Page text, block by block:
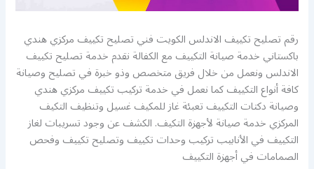
رقم تصليح تكييف الاندلس الكويت فني تصليح تكييف مركزي هندي
باكستاني خدمة صيانة التكييف مع الكفالة نقدم خدمة تصليح تكييف
الاندلس ونعمل من خلال فريق متخصص وذو خبرة في تصليح وصيانة
كافة أنواع التكييف كما نعمل في خدمة تركيب تكييف مركزي هندي
وصيانة دكتات التكييف تعبئة غاز للمكيف غسيل وتنظيف التكيف
المركزي خدمة صيانة لأجهزة التكيف. الكشف عن وجود تسريبات لغاز
التكييف في الأنابيب تركيب وحدات تكييف وتصليح تكييف وفحص
الصمامات في أجهزة التكييف